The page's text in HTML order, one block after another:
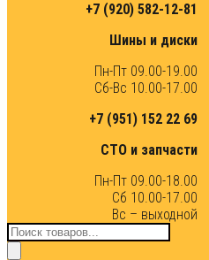
+7 (920) 582-12-81
Шины и диски
Пн-Пт 09.00-19.00
Сб-Вс 10.00-17.00
+7 (951) 152 22 69
СТО и запчасти
Пн-Пт 09.00-18.00
Сб 10.00-17.00
Вс – выходной
Поиск
товаров